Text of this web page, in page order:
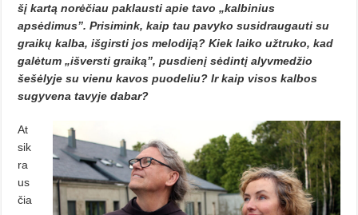
šį kartą norėčiau paklausti apie tavo „kal­binius
apsėdimus”. Prisi­mink, kaip tau pavyko susidraugau­ti su
graikų kalba, išgirsti jos melodiją? Kiek laiko užtruko, kad
galėtum „išversti graiką”, pusdie­nį sėdintį alyvmedžio
šešėlyje su vienu kavos puodeliu? Ir kaip vi­sos kalbos
sugyvena tavyje dabar?
At
sik
ra
us
čia